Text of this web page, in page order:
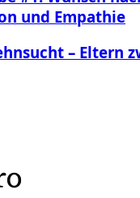
und Empathie
– Eltern